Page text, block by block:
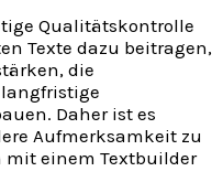
Qualitätskontrolle
Texte dazu beitragen,
die
Daher ist es
Aufmerksamkeit zu
einem Textbuilder